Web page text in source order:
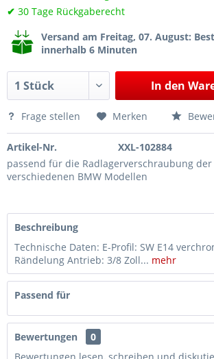
✔ 30 Tage Rückgaberecht
Versand am Freitag, 07. August:
innerhalb 6 Minuten
In den
Frage stellen Merken
Artikel-Nr.
XXL-102884
passend für die Radlagerverschraubung
verschiedenen BMW Modellen
Beschreibung
Technische Daten: E-Profil: SW E14
Rändelung Antrieb: 3/8 Zoll... mehr
Passend für
Bewertungen
0